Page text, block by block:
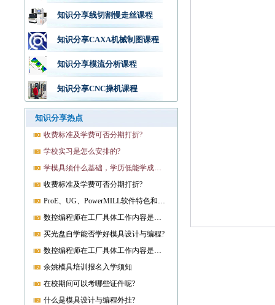
知识分享线切割慢走丝课程
知识分享CAXA机械制图课程
知识分享模流分析课程
知识分享CNC操机课程
知识分享热点
收费标准及学费可否分期打折?
学校实习是怎么安排的?
学模具须什么基础，学历低能学成就业吗?
收费标准及学费可否分期打折?
ProE、UG、PowerMILL软件特色和优势?
数控编程师在工厂具体工作内容是什么?
买光盘自学能否学好模具设计与编程?
数控编程师在工厂具体工作内容是什么?
余姚模具培训报名入学须知
在校期间可以考哪些证件呢?
什么是模具设计与编程外挂?